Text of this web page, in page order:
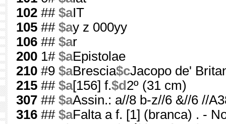
102 ## $aIT
105 ## $ay z 000yy
106 ## $ar
200 1# $aEpistolae
210 #9 $aBrescia$cJacopo de'
215 ## $a[156] f.$d 2º (31 cm)
307 ## $aAssin.: a//8 b-z//6 &//6 //
316 ## $aFalta a f. [1] (branca) . -